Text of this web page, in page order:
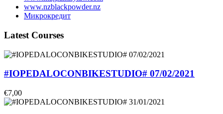
www.nzblackpowder.nz
Микрокредит
Latest Courses
#IOPEDALOCONBIKESTUDIO# 07/02/2021
€7,00